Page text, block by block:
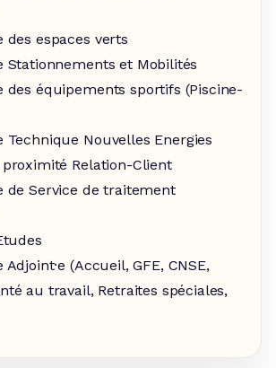
des espaces verts
Stationnements et Mobilités
des équipements sportifs (Piscine-
Technique Nouvelles Energies
proximité Relation-Client
de Service de traitement
Adjoint·e (Accueil, GFE, CNSE,
au travail, Retraites spéciales,